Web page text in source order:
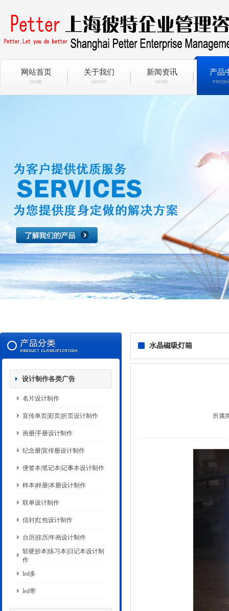
网站首页
HOME
关于我们
ABOUT
新闻资讯
NEWS
产品
设计制作各类广告
名片设计制作
宣传单页|彩页|折页设计制作
画册|手册设计制作
纪念册|宣传册设计制作
便签本|笔记本|记事本设计制作
样本|样册|本册设计制作
联单设计制作
信封|红包设计制作
台历|挂历|年画设计制作
软硬抄本|练习本|日记本设计制
作
led多
led带
水晶磁吸灯箱
所属